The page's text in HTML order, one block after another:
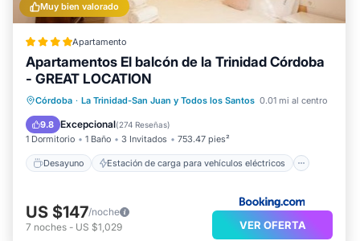
Muy bien valorado
Apartamento
Apartamentos El balcón de la Trinidad Córdoba
- GREAT LOCATION
Córdoba · La Trinidad-San Juan y Todos los Santos 0.01 mi al centro
9.8 Excepcional(274 Reseñas)
1 Dormitorio 1 Baño 3 Invitados 753.47 pies²
Desayuno Estación de carga para vehículos eléctricos
Desayuno
Estación de carga para vehículos eléctricos
Aparcamiento
US $147/noche
7 noches - US $1,029 VER OFERTA